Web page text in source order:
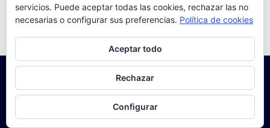
torrent al dia Ago 5, 2026
servicios. Puede aceptar todas las cookies, rechazar las no
necesarias o configurar sus preferencias. Política de cookies
Aceptar todo
Rechazar
Configurar
Para obtener más información, incluido cómo gestionar las cookies,